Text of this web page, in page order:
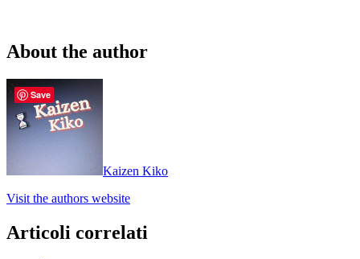
About the author
Kaizen Kiko
Visit the authors website
Articoli correlati
Save